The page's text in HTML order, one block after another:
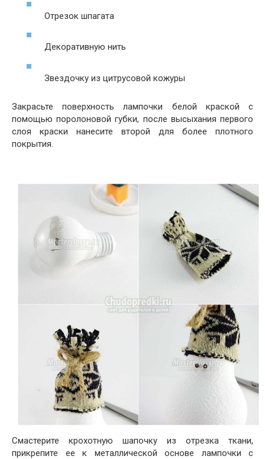
Отрезок шпагата
Декоративную нить
Звездочку из цитрусовой кожуры
Закрасьте поверхность лампочки белой краской с
помощью поролоновой губки, после высыхания первого
слоя краски нанесите второй для более плотного
покрытия.
Смастерите крохотную шапочку из отрезка ткани,
прикрепите ее к металлической основе лампочки с